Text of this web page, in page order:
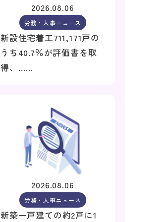
2026.08.06
労務・人事ニュース
新設住宅着工711,171戸の
うち40.7％が評価書を取
得、……
2026.08.06
労務・人事ニュース
新築一戸建ての約2戸に1